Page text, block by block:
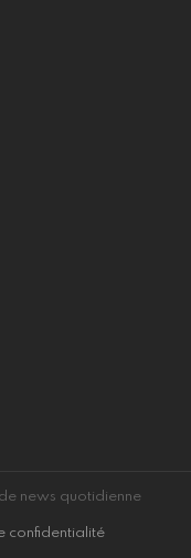
news quotidienne
confidentialité